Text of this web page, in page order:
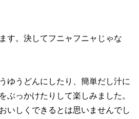
す。決してフニャフニャじゃな
ゆうどんにしたり、簡単だし汁に
ぶっかけたりして楽しみました。
いしくできるとは思いませんでし